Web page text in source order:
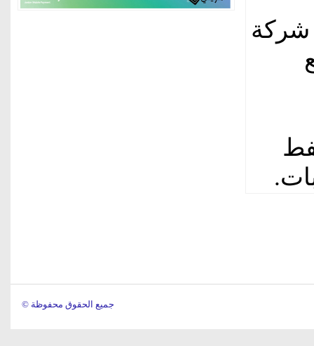
شركة
© جميع الحقوق محفوظة